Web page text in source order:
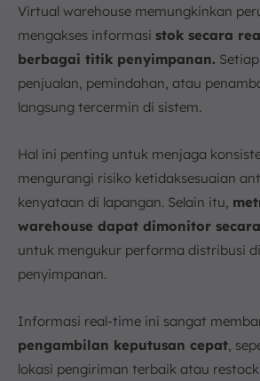
Virtual warehouse memungkinkan
mengakses informasi stok secara
berbagai titik penyimpanan.
penjualan, pemindahan, atau
langsung tercermin di sistem.
Hal ini penting untuk menjaga
mengurangi risiko ketidaksesuaian
kenyataan di lapangan. Selain itu,
warehouse dapat dimonitor
untuk mengukur performa distribusi
penyimpanan.
Informasi real-time ini sangat
pengambilan keputusan cepat ,
lokasi pengiriman terbaik atau